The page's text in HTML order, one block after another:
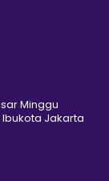
Minggu
Ibukota Jakarta